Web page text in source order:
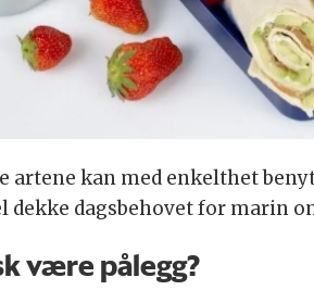
artene kan med enkelthet
dekke dagsbehovet for marin
være pålegg?